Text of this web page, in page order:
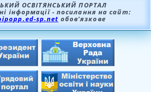
ОСВІТЯНСЬКИЙ ПОРТАЛ
інформації - посилання на сайт:
sp.net обов’язкове